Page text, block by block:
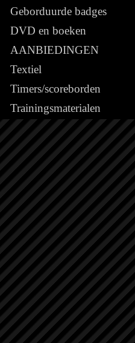
Geborduurde badges
DVD en boeken
AANBIEDINGEN
Textiel
Timers/scoreborden
Trainingsmaterialen